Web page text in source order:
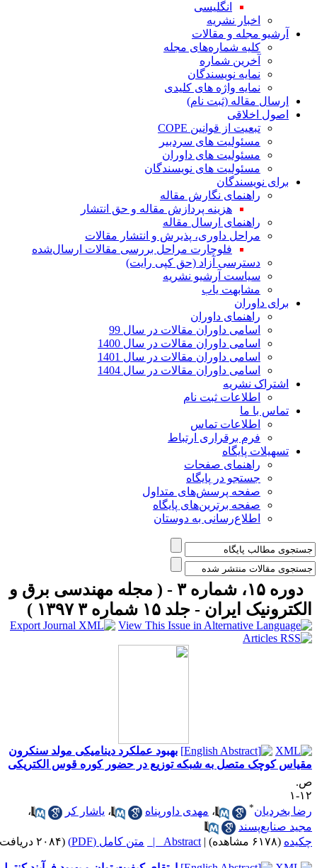
انگلیسی
اخبار نشریه
آرشیو مجله و مقالات
کلیه شماره‌های مجله
آخرین شماره
نمایه نویسندگان
نمایه واژه های کلیدی
ارسال مقاله (ثبت نام)
اصول اخلاقی
تبعیت از قوانین COPE
مسئولیت های سردبیر
مسئولیت های داوران
مسئولیت های نویسندگان
برای نویسندگان
راهنمای نگارش مقاله
هزینه پردازش مقاله و حق انتشار
راهنمای ارسال مقاله
مراحل داوری، پذیرش و انتشار مقالات
فلوچارت مراحل بررسی مقالات ارسال‌شده
دسترسی آزاد (حق کپی رایت)
سیاست آرشیو نشریه
مشابهت یاب
برای داوران
راهنمای داوران
اسامی داوران مقالات در سال 99
اسامی داوران مقالات در سال 1400
اسامی داوران مقالات در سال 1401
اسامی داوران مقالات در سال 1404
اشتراک نشریه
اطلاعات ثبت نام
تماس با ما
اطلاعات تماس
فرم برقراری ارتباط
تسهیلات پایگاه
راهنمای صفحات
جستجو در پایگاه
صفحه پرسش‌های متداول
صفحه برترین‌های پایگاه
اطلاع‌رسانی به دوستان
دوره ۱۵، شماره ۳ - ( مجله مهندسی برق و
ایران - جلد ۱۵ شماره ۳ ۱۳۹۷ )
بهبود عملکرد دینامیکی مولد سنکرون
کوچک متصل به شبکه توزیع در حضور کوره قوس الکتریکی
۱
بخردیان * ،مهدی داورپناه ،یاشار کر
،
صنایع‌پسند
(۶۱۷۸ مشاهده) |
Abstract | متن کامل (PDF) (۲۰۸۴ دریافت)